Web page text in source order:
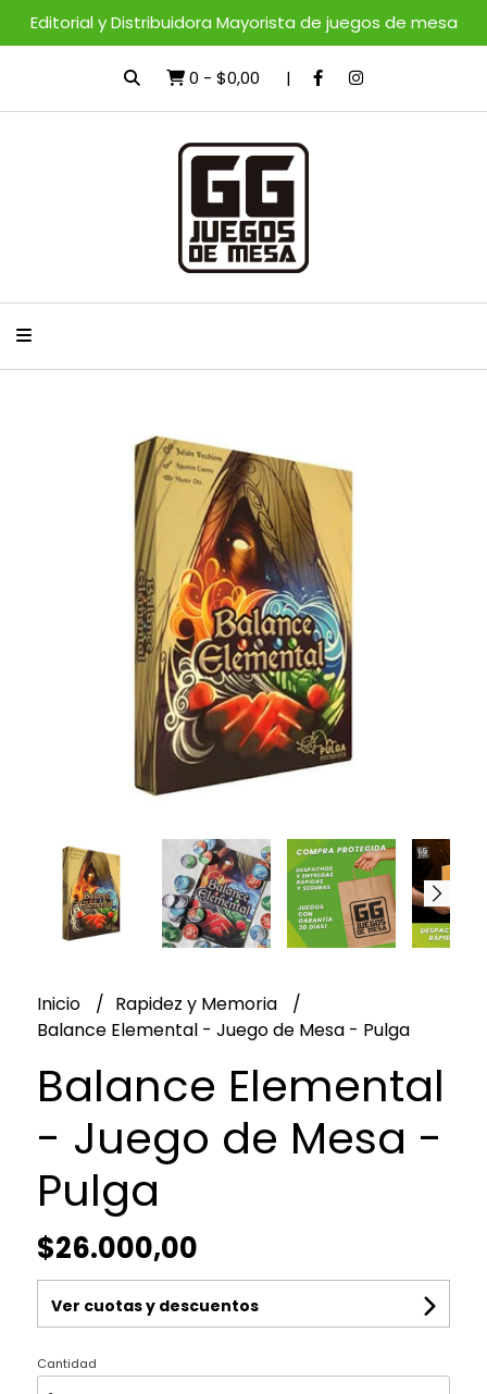
Editorial y Distribuidora Mayorista de juegos de mesa
0 - $0,00
Inicio
Rapidez y Memoria
Balance Elemental - Juego de Mesa - Pulga
Balance Elemental
- Juego de Mesa -
Pulga
$26.000,00
Ver cuotas y descuentos
Cantidad